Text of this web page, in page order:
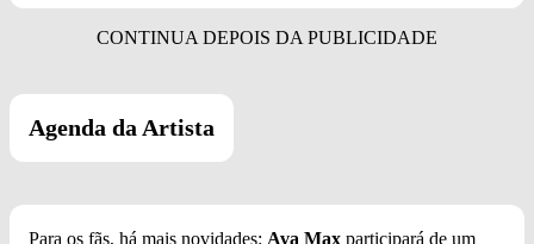
Agenda da Artista
Para os fãs, há mais novidades: Ava Max participará de um